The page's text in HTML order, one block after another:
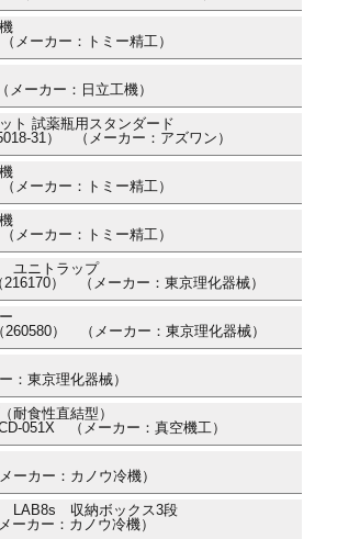
メーカー：トミー精工）
ーカー：日立工機）
ト 試薬瓶用スタンダード
31） （メーカー：アズワン）
メーカー：トミー精工）
メーカー：トミー精工）
ユニトラップ
216170） （メーカー：東京理化器械）
260580） （メーカー：東京理化器械）
東京理化器械）
耐食性直結型）
051X （メーカー：真空機工）
カー：カノウ冷機）
LAB8s 収納ボックス3段
カー：カノウ冷機）